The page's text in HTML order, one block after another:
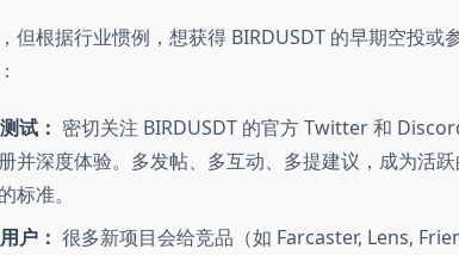
但根据行业惯例，想获得 BIRDUSDT 的早期空投或
试： 密切关注 BIRDUSDT 的官方 Twitter 和
并深度体验。多发帖、多互动、多提建议，成为活
标准。
户： 很多新项目会给竞品（如 Farcaster, Lens,